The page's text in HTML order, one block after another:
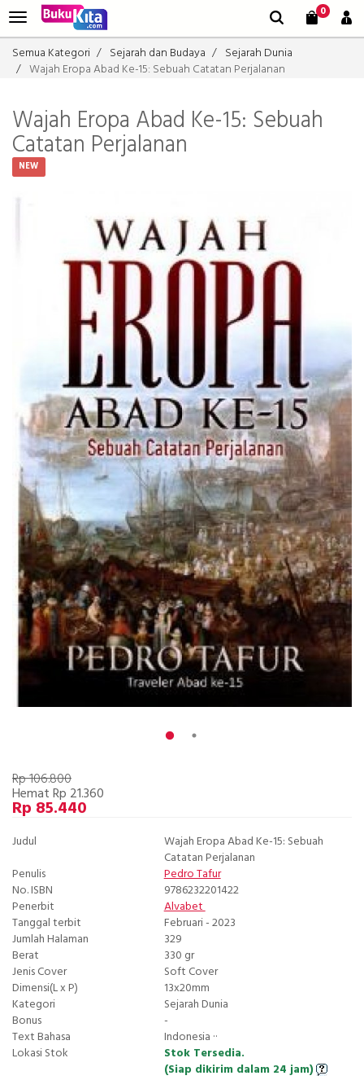
0
Semua Kategori Sejarah dan Budaya
Sejarah Dunia
Wajah Eropa Abad Ke-15: Sebuah Catatan Perjalanan
Wajah Eropa Abad Ke-15: Sebuah
Catatan Perjalanan
NEW
Rp 106.800
Hemat Rp 21.360
Rp 85.440
Judul
Wajah Eropa Abad Ke-15: Sebuah
Catatan Perjalanan
Penulis
Pedro Tafur
No. ISBN
9786232201422
Penerbit
Alvabet
Tanggal terbit
Februari - 2023
Jumlah Halaman
329
Berat
330 gr
Jenis Cover
Soft Cover
Dimensi(L x P)
13x20mm
Kategori
Sejarah Dunia
Bonus
-
Text Bahasa
Indonesia ··
Lokasi Stok
Stok Tersedia.
(Siap dikirim dalam 24 jam)